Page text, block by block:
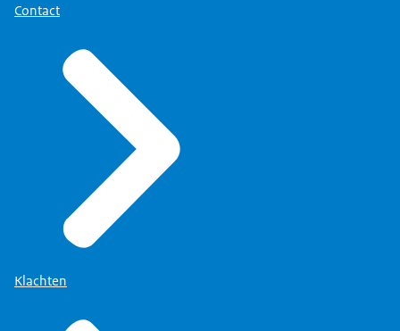
Contact
Klachten